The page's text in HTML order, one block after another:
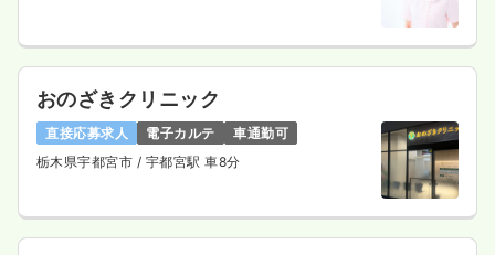
おのざきクリニック
直接応募求人 電子カルテ
車通勤可
栃木県宇都宮市 / 宇都宮駅 車8分